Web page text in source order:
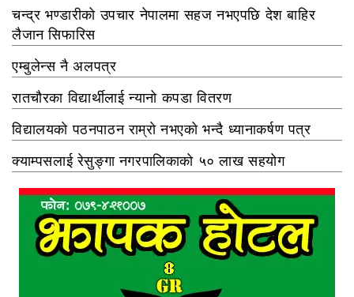
चन्द्र भण्डारीको उपचार नेपालमा सहज नभएपछि देश बाहिर
लैजान सिफारिस
एम्बुलेन्स नै अलपत्र
रातचौरका विद्यार्थीलाई न्यानो कपडा वितरण
विद्यालयको पठनपाठन राम्रो नभएको भन्दै ध्यानाकर्षण पत्र
क्याम्पसलाई रेसुङ्गा नगरपालिकाको ५० लाख सहयोग